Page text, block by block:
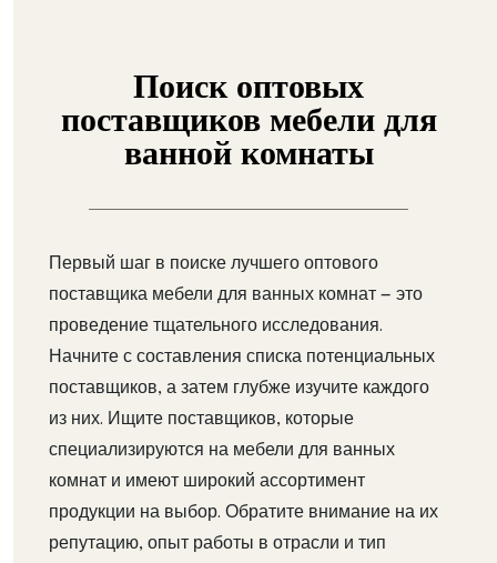
Поиск оптовых
поставщиков мебели для
ванной комнаты
Первый шаг в поиске лучшего оптового
поставщика мебели для ванных комнат — это
проведение тщательного исследования.
Начните с составления списка потенциальных
поставщиков, а затем глубже изучите каждого
из них. Ищите поставщиков, которые
специализируются на мебели для ванных
комнат и имеют широкий ассортимент
продукции на выбор. Обратите внимание на их
репутацию, опыт работы в отрасли и тип